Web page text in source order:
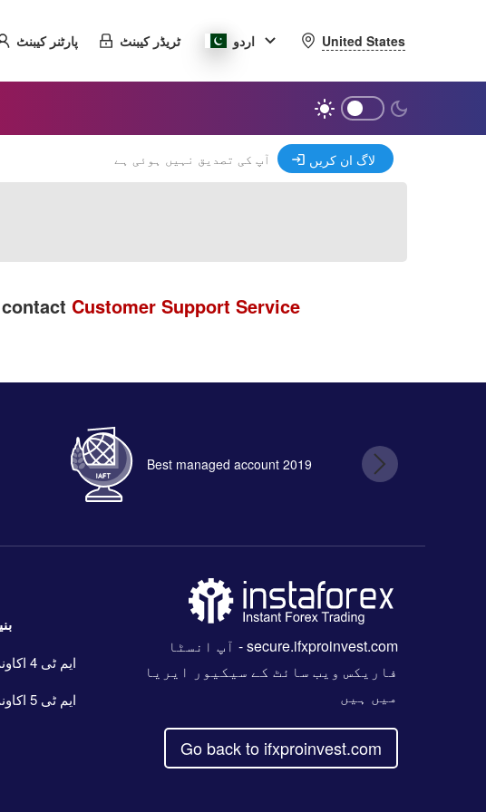
پارٹنر کیبنٹ ٹریڈر کیبنٹ اردو United States
آپ کی تصدیق نہیں ہوئی ہے لاگ ان کریں
Customer Support Service
Best managed account 2019
secure.ifxproinvest.com- آپ انسٹا
فاریکس ویب سائٹ کے سیکیور ایریا
میں ہیں
Go back to ifxproinvest.com
ایم ٹی 4 اکاونٹ کھولیں
ایم ٹی 5 اکاونٹ کھولیں